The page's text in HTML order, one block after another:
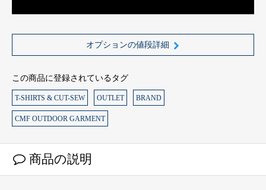
オプションの値段詳細
この商品に登録されているタグ
T-SHIRTS & CUT-SEW OUTLET BRAND
CMF OUTDOOR GARMENT
商品の説明